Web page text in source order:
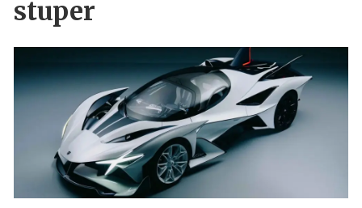
stuper